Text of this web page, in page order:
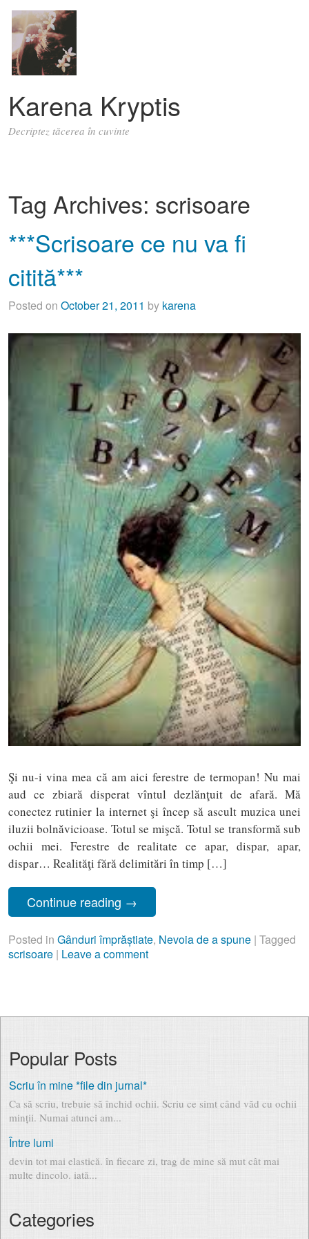
Karena Kryptis
Decriptez tăcerea în cuvinte
Tag Archives: scrisoare
***Scrisoare ce nu va fi
citită***
Posted on October 21, 2011 by karena
Şi nu-i vina mea că am aici ferestre de termopan! Nu mai
aud ce zbiară disperat vîntul dezlănţuit de afară. Mă
conectez rutinier la internet şi încep să ascult muzica unei
iluzii bolnăvicioase. Totul se mişcă. Totul se transformă sub
ochii mei. Ferestre de realitate ce apar, dispar, apar,
dispar… Realităţi fără delimitări în timp […]
Continue reading →
Posted in Gânduri împrăștiate, Nevoia de a spune | Tagged
scrisoare | Leave a comment
Popular Posts
Scriu în mine *file din jurnal*
Ca să scriu, trebuie să închid ochii. Scriu ce simt când văd cu ochii
minții. Numai atunci am...
Între lumi
devin tot mai elastică. în fiecare zi, trag de mine să mut cât mai
multe dincolo. iată...
Categories